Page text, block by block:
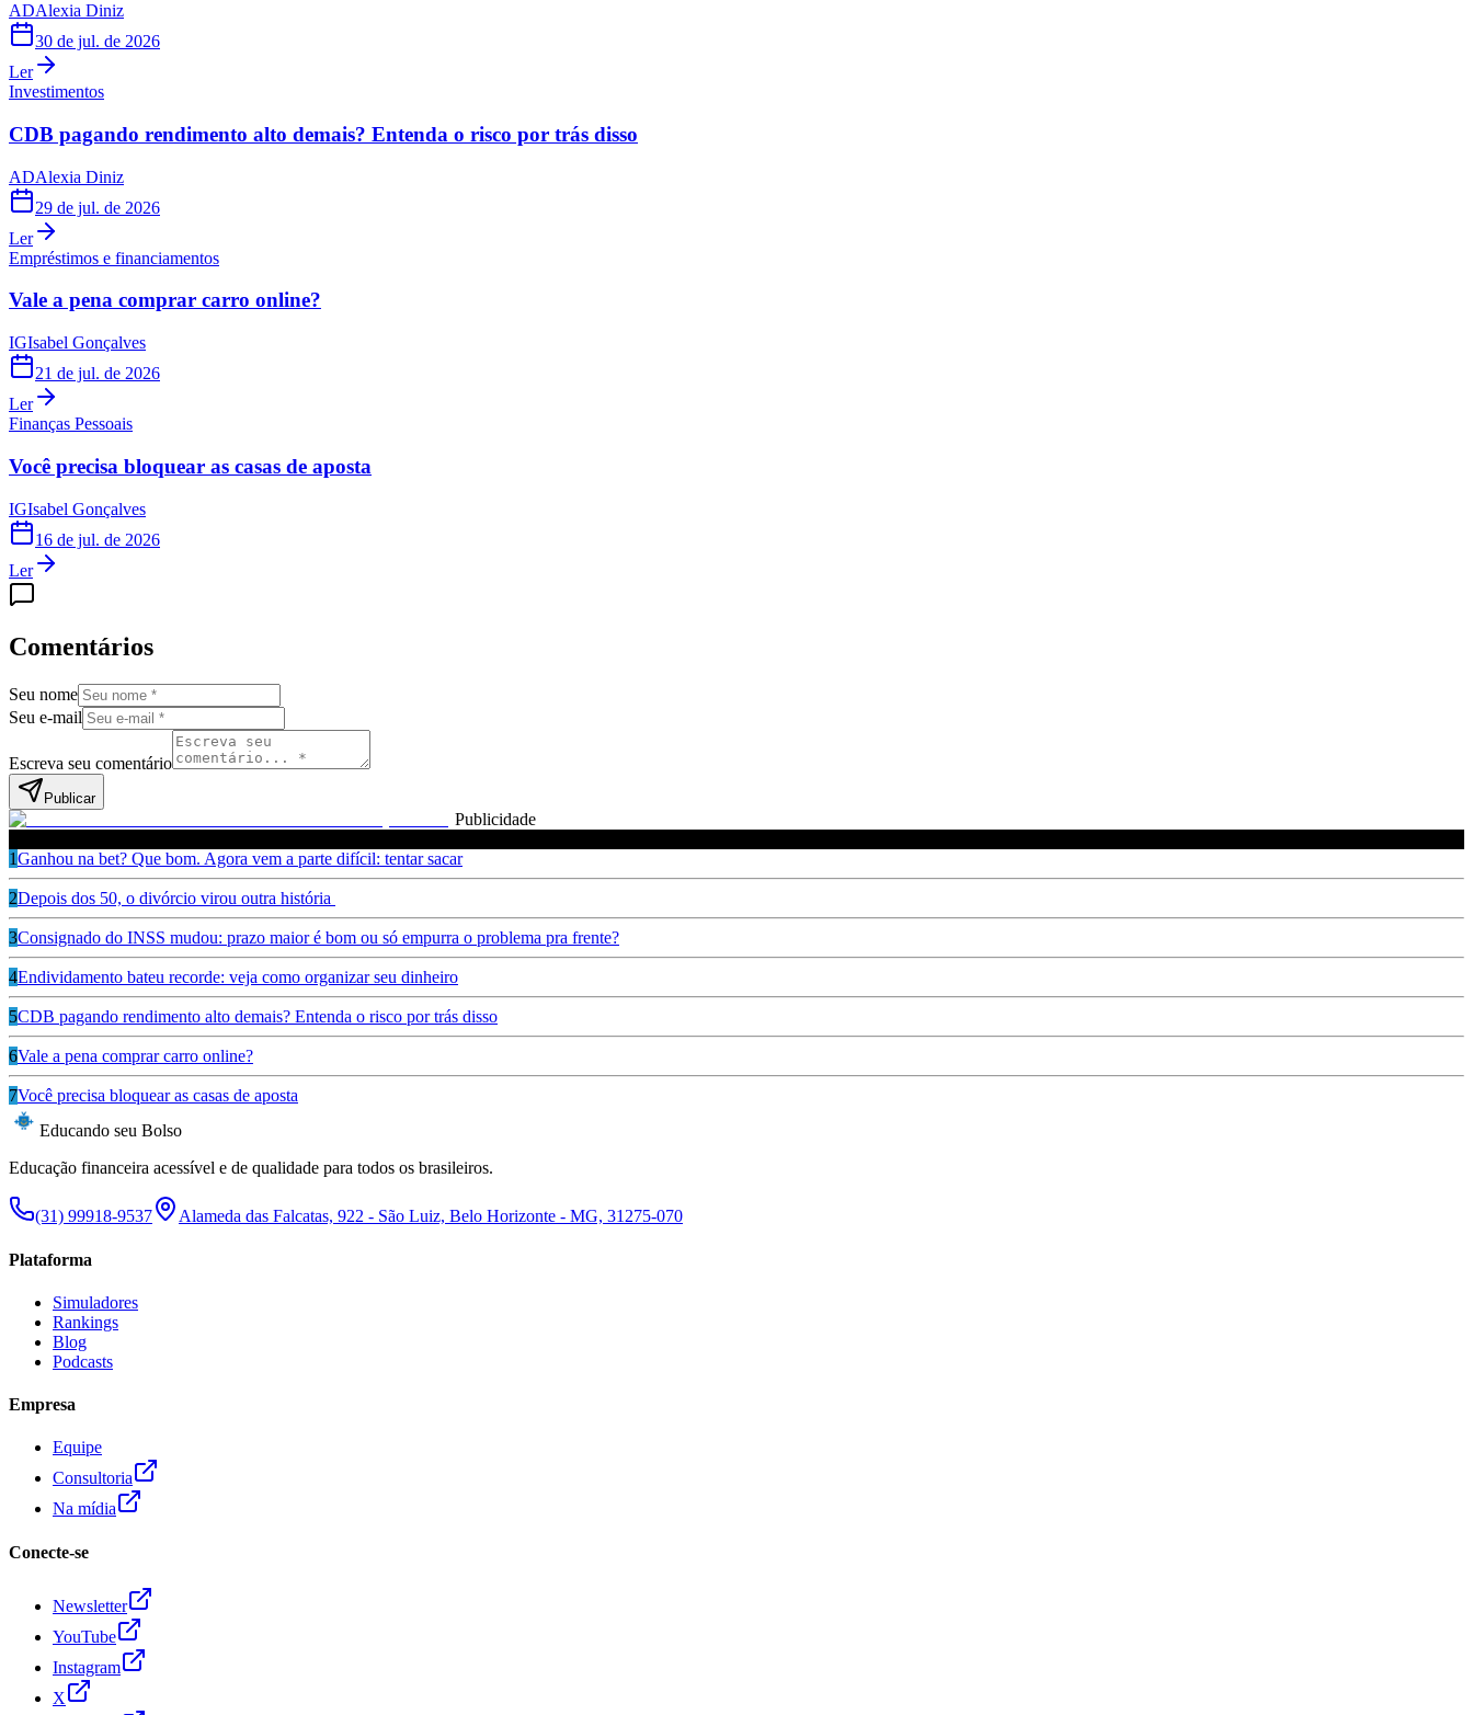
ADAlexia Diniz
30 de jul. de 2026
Ler
Investimentos
CDB pagando rendimento alto demais? Entenda o risco por trás disso
ADAlexia Diniz
29 de jul. de 2026
Ler
Empréstimos e financiamentos
Vale a pena comprar carro online?
IGIsabel Gonçalves
21 de jul. de 2026
Ler
Finanças Pessoais
Você precisa bloquear as casas de aposta
IGIsabel Gonçalves
16 de jul. de 2026
Ler
Comentários
Seu nome
Seu e-mail
Escreva seu comentário
Publicar
Publicidade
1Ganhou na bet? Que bom. Agora vem a parte difícil: tentar sacar
2Depois dos 50, o divórcio virou outra história
3Consignado do INSS mudou: prazo maior é bom ou só empurra o problema pra frente?
4Endividamento bateu recorde: veja como organizar seu dinheiro
5CDB pagando rendimento alto demais? Entenda o risco por trás disso
6Vale a pena comprar carro online?
7Você precisa bloquear as casas de aposta
Educando seu Bolso
Educação financeira acessível e de qualidade para todos os brasileiros.
(31) 99918-9537 Alameda das Falcatas, 922 - São Luiz, Belo Horizonte - MG, 31275-070
Plataforma
Simuladores
Rankings
Blog
Podcasts
Empresa
Equipe
Consultoria
Na mídia
Conecte-se
Newsletter
YouTube
Instagram
X